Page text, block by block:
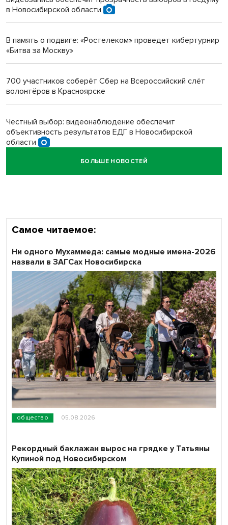
Инвалид получил условный срок за избиение врачей
в Новосибирской области
В память о подвиге: «Ростелеком» проведет кибертурнир
«Битва за Москву»
700 участников соберёт Сбер на Всероссийский слёт
волонтёров в Красноярске
Честный выбор: видеонаблюдение обеспечит
объективность результатов ЕДГ в Новосибирской
области
Кибертанки пошли в бой: «Ростелеком» объявляет
БОЛЬШЕ НОВОСТЕЙ
Самое читаемое:
общество 05.08.2026
Ни одного Мухаммеда: самые модные имена-2026
назвали в ЗАГСах Новосибирска
Рекордный баклажан вырос на грядке у Татьяны
Купиной под Новосибирском